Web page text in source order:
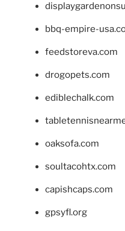
bbq-empire-
feedstoreva.com
drogopets.com
ediblechalk.com
oaksofa.com
soultacohtx.com
capishcaps.com
gpsyfl.org